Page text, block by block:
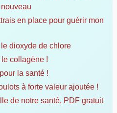
en place pour guérir mon
dioxyde de chlore
collagène !
la santé !
à forte valeur ajoutée !
de notre santé, PDF gratuit